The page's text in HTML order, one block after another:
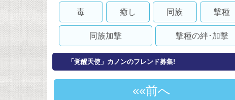
毒 癒し 同族 撃種
同族加撃 撃種の絆･加撃
「覚醒天使」カノンのフレンド募集!
«前へ